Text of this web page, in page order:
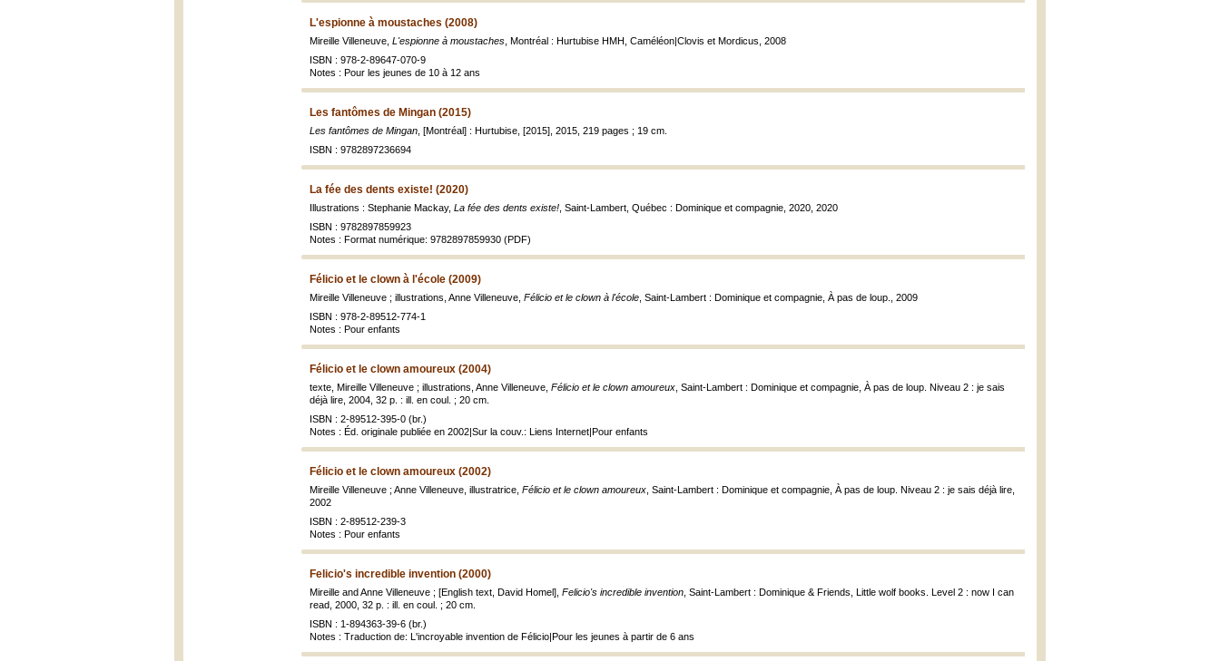
L'espionne à moustaches (2008)
Mireille Villeneuve, L'espionne à moustaches , Montréal : Hurtubise HMH, Caméléon|Clovis et Mordicus, 2008
ISBN : 978-2-89647-070-9
Notes : Pour les jeunes de 10 à 12 ans
Les fantômes de Mingan (2015)
Les fantômes de Mingan , [Montréal] : Hurtubise, [2015], 2015, 219 pages ; 19 cm.
ISBN : 9782897236694
La fée des dents existe! (2020)
Illustrations : Stephanie Mackay, La fée des dents existe! , Saint-Lambert, Québec : Dominique et compagnie, 2020, 2020
ISBN : 9782897859923
Notes : Format numérique: 9782897859930 (PDF)
Félicio et le clown à l'école (2009)
Mireille Villeneuve ; illustrations, Anne Villeneuve, Félicio et le clown à l'école , Saint-Lambert : Dominique et compagnie, À pas de loup., 2009
ISBN : 978-2-89512-774-1
Notes : Pour enfants
Félicio et le clown amoureux (2004)
texte, Mireille Villeneuve ; illustrations, Anne Villeneuve, Félicio et le clown amoureux , Saint-Lambert : Dominique et compagnie, À pas de loup. Niveau 2 : je sais
déjà lire, 2004, 32 p. : ill. en coul. ; 20 cm.
ISBN : 2-89512-395-0 (br.)
Notes : Éd. originale publiée en 2002|Sur la couv.: Liens Internet|Pour enfants
Félicio et le clown amoureux (2002)
Mireille Villeneuve ; Anne Villeneuve, illustratrice, Félicio et le clown amoureux , Saint-Lambert : Dominique et compagnie, À pas de loup. Niveau 2 : je sais déjà lire,
2002
ISBN : 2-89512-239-3
Notes : Pour enfants
Felicio's incredible invention (2000)
Mireille and Anne Villeneuve ; [English text, David Homel], Felicio's incredible invention , Saint-Lambert : Dominique & Friends, Little wolf books. Level 2 : now I can
read, 2000, 32 p. : ill. en coul. ; 20 cm.
ISBN : 1-894363-39-6 (br.)
Notes : Traduction de: L'incroyable invention de Félicio|Pour les jeunes à partir de 6 ans